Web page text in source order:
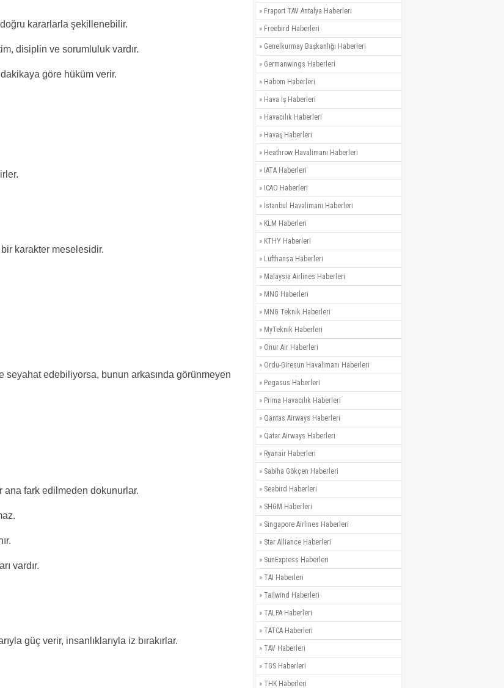
kararlarla şekillenebilir.
disiplin ve sorumluluk vardır.
göre hüküm verir.
karakter meselesidir.
edebiliyorsa, bunun arkasında görünmeyen
ana fark edilmeden dokunurlar.
vardır.
güç verir, insanlıklarıyla iz bırakırlar.
» Fraport TAV Antalya Haberleri
» Freebird Haberleri
» Genelkurmay Başkanlığı Haberleri
» Germanwings Haberleri
» Habom Haberleri
» Hava İş Haberleri
» Havacılık Haberleri
» Havaş Haberleri
» Heathrow Havalimanı Haberleri
» IATA Haberleri
» ICAO Haberleri
» İstanbul Havalimanı Haberleri
» KLM Haberleri
» KTHY Haberleri
» Lufthansa Haberleri
» Malaysia Airlines Haberleri
» MNG Haberleri
» MNG Teknik Haberleri
» MyTeknik Haberleri
» Onur Air Haberleri
» Ordu-Giresun Havalimanı Haberleri
» Pegasus Haberleri
» Prima Havacılık Haberleri
» Qantas Airways Haberleri
» Qatar Airways Haberleri
» Ryanair Haberleri
» Sabiha Gökçen Haberleri
» Seabird Haberleri
» SHGM Haberleri
» Singapore Airlines Haberleri
» Star Alliance Haberleri
» SunExpress Haberleri
» TAI Haberleri
» Tailwind Haberleri
» TALPA Haberleri
» TATCA Haberleri
» TAV Haberleri
» TGS Haberleri
» THK Haberleri